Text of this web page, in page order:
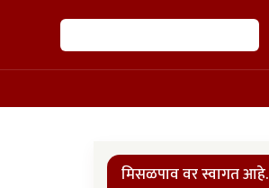
शोध
मिसळपाव वर स्वागत आहे.